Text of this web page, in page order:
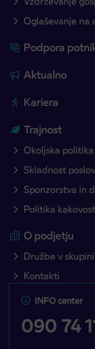
Oglaševanje na
Podpora
Aktualno
Kariera
Trajnost
Okoljska politika
Skladnost
Sponzorstva in
Politika
O podjetju
Družbe v skupini
Kontakti
INFO center
090 74